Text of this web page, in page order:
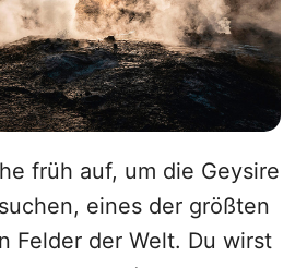
früh auf, um die Geysire
eines der größten
Felder der Welt. Du wirst